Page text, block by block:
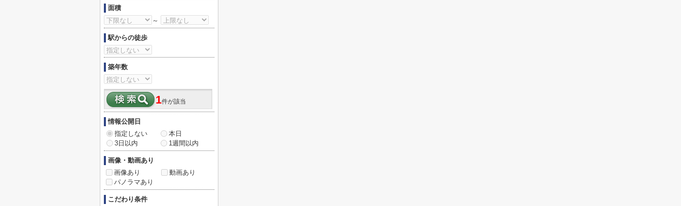
面積
～
駅からの徒歩
築年数
1件が該当
情報公開日
指定しない
本日
3日以内
1週間以内
画像・動画あり
画像あり
動画あり
パノラマあり
こだわり条件